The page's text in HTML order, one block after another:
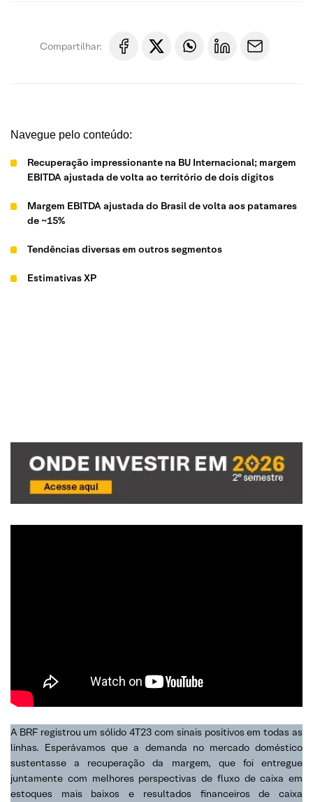
Compartilhar:
Navegue pelo conteúdo:
Recuperação impressionante na BU Internacional; margem
EBITDA ajustada de volta ao território de dois dígitos
Margem EBITDA ajustada do Brasil de volta aos patamares
de ~15%
Tendências diversas em outros segmentos
Estimativas XP
A BRF registrou um sólido 4T23 com sinais positivos em todas as
linhas. Esperávamos que a demanda no mercado doméstico
sustentasse a recuperação da margem, que foi entregue
juntamente com melhores perspectivas de fluxo de caixa em
estoques mais baixos e resultados financeiros de caixa